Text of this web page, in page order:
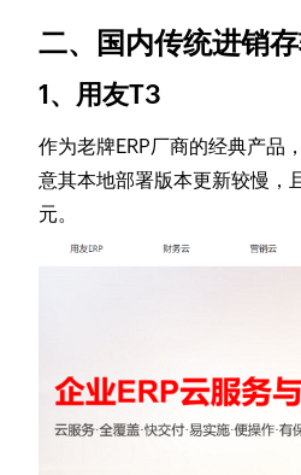
二、国内传统进销
1、用友T3
作为老牌ERP厂商的经典产品
意其本地部署版本更新较慢，
元。